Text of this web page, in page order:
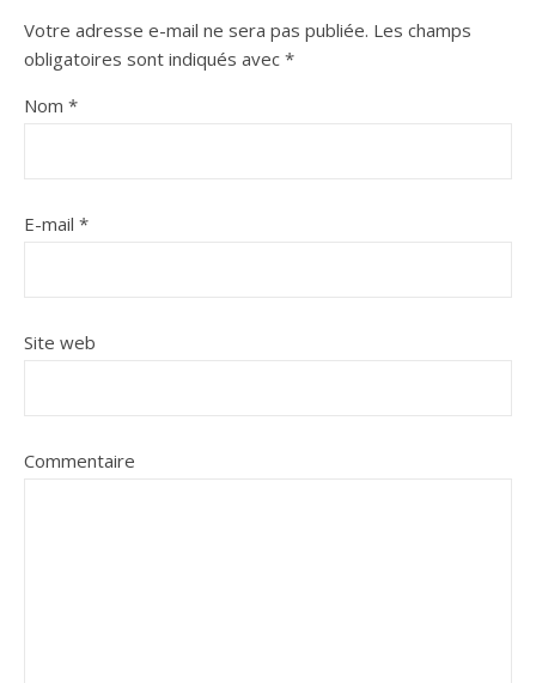
Votre adresse e-mail ne sera pas publiée. Les champs
obligatoires sont indiqués avec *
Nom *
E-mail *
Site web
Commentaire